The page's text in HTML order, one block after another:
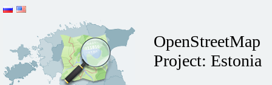
OpenStreetMap
Project: Estonia